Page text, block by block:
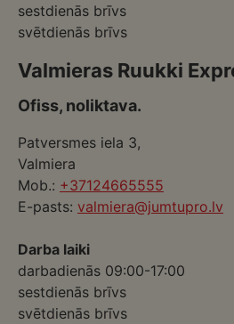
sestdienās brīvs
svētdienās brīvs
Valmieras Ruukki
Ofiss, noliktava.
Patversmes iela 3,
Valmiera
Mob.: +37124665555
E-pasts: valmiera@jumtupro.lv
Darba laiki
darbadienās 09:00-17:00
sestdienās brīvs
svētdienās brīvs